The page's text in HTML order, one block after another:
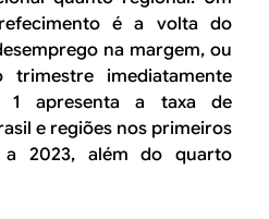
é a volta do
na margem, ou
imediatamente
1 apresenta a taxa de
e regiões nos primeiros
2023, além do quarto